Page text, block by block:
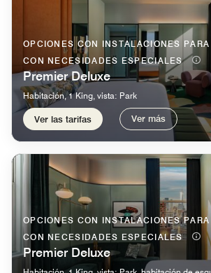
OPCIONES CON INSTALACIONES
CON NECESIDADES ESPECIALES
Premier Deluxe
Habitación, 1 King, vista: Park
Ver las tarifas Ver más
OPCIONES CON INSTALACIONES
CON NECESIDADES ESPECIALES
Premier Deluxe